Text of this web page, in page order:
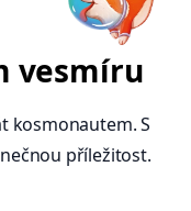
vesmíru
kosmonautem. S
příležitost.